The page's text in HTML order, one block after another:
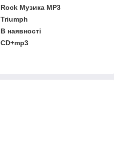
Rock Музика MP3
Triumph
В наявності
CD+mp3